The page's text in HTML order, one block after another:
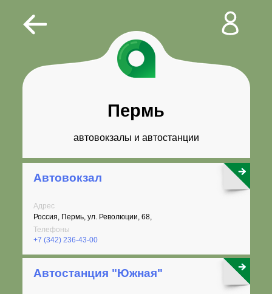
Пермь
автовокзалы и автостанции
Автовокзал
Адрес
Россия, Пермь, ул. Революции, 68,
Телефоны
+7 (342) 236-43-00
Автостанция "Южная"